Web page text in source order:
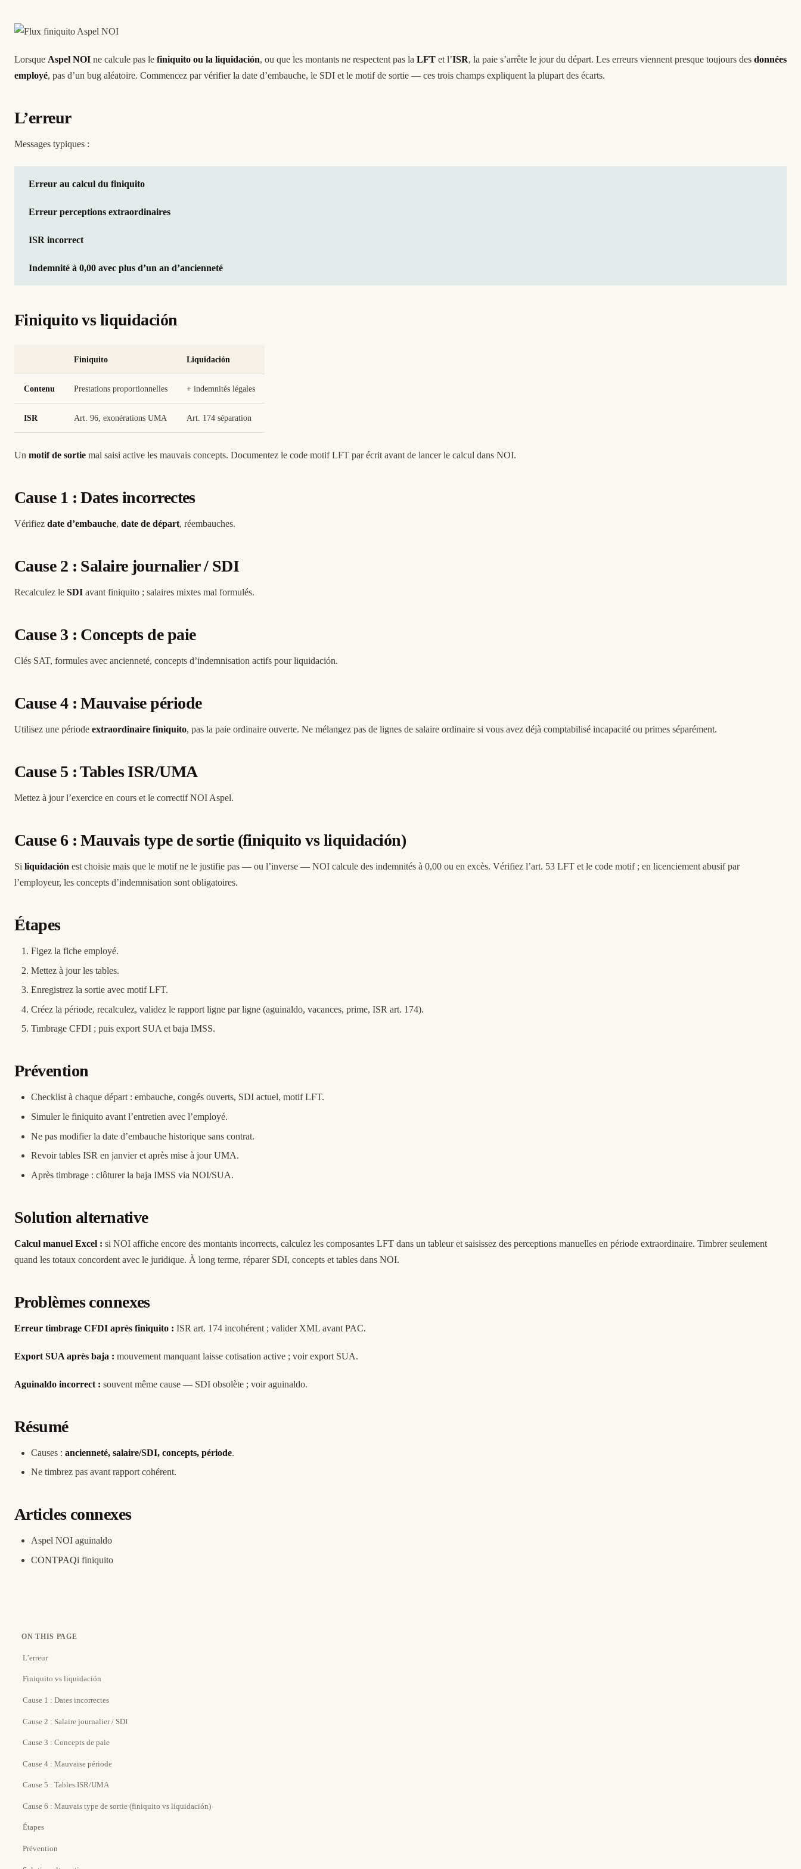
Lorsque Aspel NOI ne calcule pas le finiquito ou la liquidación, ou que les montants ne respectent pas la LFT et l’ISR, la paie s’arrête le jour du départ. Les erreurs viennent presque toujours des données
employé, pas d’un bug aléatoire. Commencez par vérifier la date d’embauche, le SDI et le motif de sortie — ces trois champs expliquent la plupart des écarts.
L’erreur
Messages typiques :
Erreur au calcul du finiquito
Erreur perceptions extraordinaires
ISR incorrect
Indemnité à 0,00 avec plus d’un an d’ancienneté
Finiquito vs liquidación
Finiquito Liquidación
Contenu Prestations proportionnelles + indemnités légales
ISR Art. 96, exonérations UMA Art. 174 séparation
Un motif de sortie mal saisi active les mauvais concepts. Documentez le code motif LFT par écrit avant de lancer le calcul dans NOI.
Cause 1 : Dates incorrectes
Vérifiez date d’embauche, date de départ, réembauches.
Cause 2 : Salaire journalier / SDI
Recalculez le SDI avant finiquito ; salaires mixtes mal formulés.
Cause 3 : Concepts de paie
Clés SAT, formules avec ancienneté, concepts d’indemnisation actifs pour liquidación.
Cause 4 : Mauvaise période
Utilisez une période extraordinaire finiquito, pas la paie ordinaire ouverte. Ne mélangez pas de lignes de salaire ordinaire si vous avez déjà comptabilisé incapacité ou primes séparément.
Cause 5 : Tables ISR/UMA
Mettez à jour l’exercice en cours et le correctif NOI Aspel.
Cause 6 : Mauvais type de sortie (finiquito vs liquidación)
Si liquidación est choisie mais que le motif ne le justifie pas — ou l’inverse — NOI calcule des indemnités à 0,00 ou en excès. Vérifiez l’art. 53 LFT et le code motif ; en licenciement abusif par
l’employeur, les concepts d’indemnisation sont obligatoires.
Étapes
Figez la fiche employé.
Mettez à jour les tables.
Enregistrez la sortie avec motif LFT.
Créez la période, recalculez, validez le rapport ligne par ligne (aguinaldo, vacances, prime, ISR art. 174).
Timbrage CFDI ; puis export SUA et baja IMSS.
Prévention
Checklist à chaque départ : embauche, congés ouverts, SDI actuel, motif LFT.
Simuler le finiquito avant l’entretien avec l’employé.
Ne pas modifier la date d’embauche historique sans contrat.
Revoir tables ISR en janvier et après mise à jour UMA.
Après timbrage : clôturer la baja IMSS via NOI/SUA.
Solution alternative
Calcul manuel Excel : si NOI affiche encore des montants incorrects, calculez les composantes LFT dans un tableur et saisissez des perceptions manuelles en période extraordinaire. Timbrer seulement
quand les totaux concordent avec le juridique. À long terme, réparer SDI, concepts et tables dans NOI.
Problèmes connexes
Erreur timbrage CFDI après finiquito : ISR art. 174 incohérent ; valider XML avant PAC.
Export SUA après baja : mouvement manquant laisse cotisation active ; voirexport SUA.
Aguinaldo incorrect : souvent même cause — SDI obsolète ; voiraguinaldo.
Résumé
Causes : ancienneté, salaire/SDI, concepts, période.
Ne timbrez pas avant rapport cohérent.
Articles connexes
Aspel NOI aguinaldo
CONTPAQi finiquito
ON THIS PAGE
L’erreur
Finiquito vs liquidación
Cause 1 : Dates incorrectes
Cause 2 : Salaire journalier / SDI
Cause 3 : Concepts de paie
Cause 4 : Mauvaise période
Cause 5 : Tables ISR/UMA
Cause 6 : Mauvais type de sortie (finiquito vs liquidación)
Étapes
Prévention